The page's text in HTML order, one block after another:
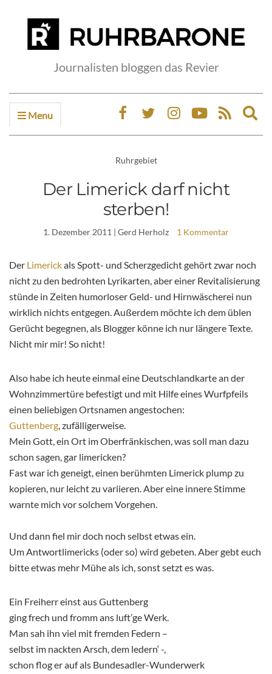
Journalisten bloggen das Revier
Menu
Ruhrgebiet
Der Limerick darf nicht
sterben!
1. Dezember 2011 | Gerd Herholz 1 Kommentar
Der Limerickals Spott- und Scherzgedicht gehört zwar noch
nicht zu den bedrohten Lyrikarten, aber einer Revitalisierung
stünde in Zeiten humorloser Geld- und Hirnwäscherei nun
wirklich nichts entgegen. Außerdem möchte ich dem üblen
Gerücht begegnen, als Blogger könne ich nur längere Texte.
Nicht mir mir! So nicht!
Also habe ich heute einmal eine Deutschlandkarte an der
Wohnzimmertüre befestigt und mit Hilfe eines Wurfpfeils
einen beliebigen Ortsnamen angestochen:
Guttenberg, zufälligerweise.
Mein Gott, ein Ort im Oberfränkischen, was soll man dazu
schon sagen, gar limericken?
Fast war ich geneigt, einen berühmten Limerick plump zu
kopieren, nur leicht zu variieren. Aber eine innere Stimme
warnte mich vor solchem Vorgehen.
Und dann fiel mir doch noch selbst etwas ein.
Um Antwortlimericks (oder so) wird gebeten. Aber gebt euch
bitte etwas mehr Mühe als ich, sonst setzt es was.
Ein Freiherr einst aus Guttenberg
ging frech und fromm ans luft’ge Werk.
Man sah ihn viel mit fremden Federn –
selbst im nackten Arsch, dem ledern‘ -,
schon flog er auf als Bundesadler-Wunderwerk